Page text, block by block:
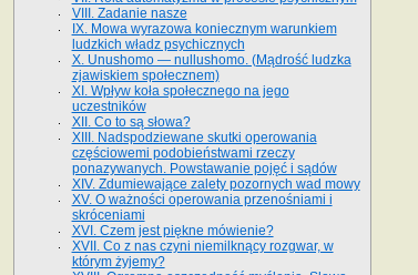
VIII. Zadanie nasze
IX. Mowa wyrazowa koniecznym warunkiem
ludzkich władz psychicznych
X. Unushomo — nullushomo. (Mądrość ludzka
zjawiskiem społecznem)
XI. Wpływ koła społecznego na jego
uczestników
XII. Co to są słowa?
XIII. Nadspodziewane skutki operowania
częściowemi podobieństwami rzeczy
ponazywanych. Powstawanie pojęć i sądów
XIV. Zdumiewające zalety pozornych wad mowy
XV. O ważności operowania przenośniami i
skróceniami
XVI. Czem jest piękne mówienie?
XVII. Co z nas czyni niemilknący rozgwar, w
którym żyjemy?